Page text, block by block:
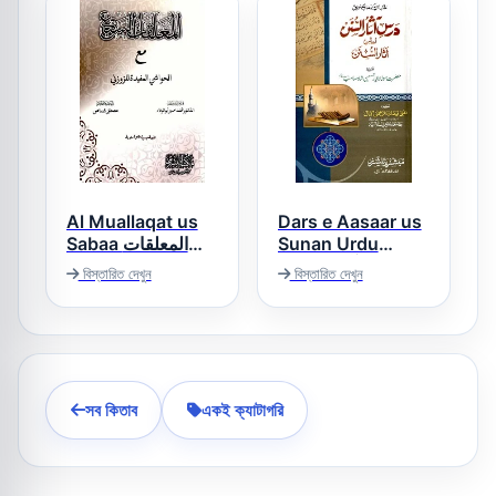
Al Muallaqat us
Sabaa المعلقات
السبع
বিস্তারিত দেখুন
Dars e Aasaar us
Sunan Urdu
Sharh درس آثار
السنن
বিস্তারিত দেখুন
সব কিতাব একই ক্যাটাগরি